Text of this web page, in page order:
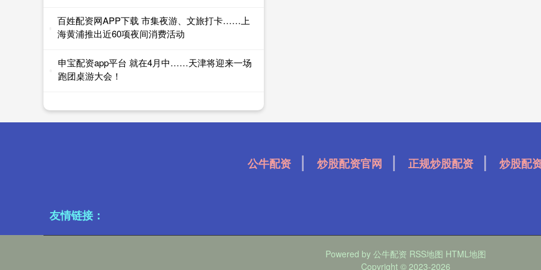
百姓配资网APP下载 市集夜游、文旅打卡……上
海黄浦推出近60项夜间消费活动
申宝配资app平台 就在4月中……天津将迎来一场
跑团桌游大会！
公牛配资 炒股配资官网 正规炒股配资 炒股配
友情链接：
Powered by 公牛配资 RSS地图 HTML地图
Copyright © 2023-2026